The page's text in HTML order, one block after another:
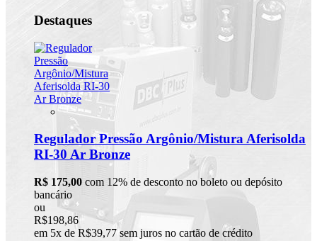
Destaques
Regulador Pressão Argônio/Mistura Aferisolda
RI-30 Ar Bronze
R$ 175,00 com 12% de desconto no boleto ou depósito
bancário
ou
R$198,86
em 5x de R$39,77 sem juros no cartão de crédito